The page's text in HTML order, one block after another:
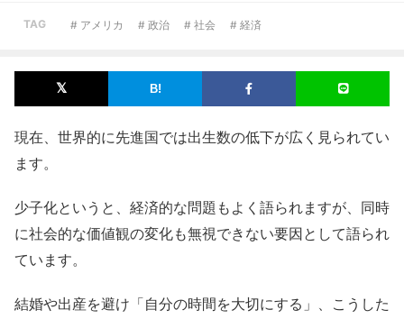
TAG # アメリカ # 政治 # 社会 # 経済
現在、世界的に先進国では出生数の低下が広く見られてい
ます。
少子化というと、経済的な問題もよく語られますが、同時
に社会的な価値観の変化も無視できない要因として語られ
ています。
結婚や出産を避け「自分の時間を大切にする」、こうした